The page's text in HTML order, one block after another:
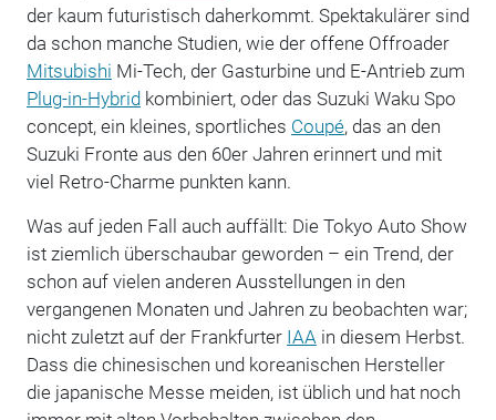
der kaum futuristisch daherkommt. Spektakulärer sind
da schon manche Studien, wie der offene Offroader
Mitsubishi Mi-Tech, der Gasturbine und E-Antrieb zum
Plug-in-Hybridkombiniert, oder das Suzuki Waku Spo
concept, ein kleines, sportliches Coupé, das an den
Suzuki Fronte aus den 60er Jahren erinnert und mit
viel Retro-Charme punkten kann.
Was auf jeden Fall auch auffällt: Die Tokyo Auto Show
ist ziemlich überschaubar geworden – ein Trend, der
schon auf vielen anderen Ausstellungen in den
vergangenen Monaten und Jahren zu beobachten war;
nicht zuletzt auf der Frankfurter IAA in diesem Herbst.
Dass die chinesischen und koreanischen Hersteller
die japanische Messe meiden, ist üblich und hat noch